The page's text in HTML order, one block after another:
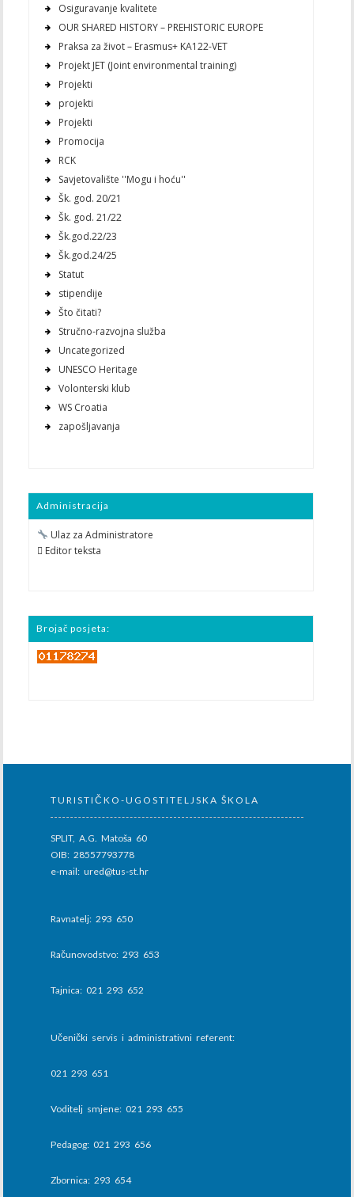
Osiguravanje kvalitete
OUR SHARED HISTORY – PREHISTORIC EUROPE
Praksa za život – Erasmus+ KA122-VET
Projekt JET (Joint environmental training)
Projekti
projekti
Projekti
Promocija
RCK
Savjetovalište ''Mogu i hoću''
Šk. god. 20/21
Šk. god. 21/22
Šk.god.22/23
Šk.god.24/25
Statut
stipendije
Što čitati?
Stručno-razvojna služba
Uncategorized
UNESCO Heritage
Volonterski klub
WS Croatia
zapošljavanja
Administracija
Ulaz za Administratore
 Editor teksta
Brojač posjeta:
TURISTIČKO-UGOSTITELJSKA ŠKOLA
SPLIT, A.G. Matoša 60
OIB: 28557793778
e-mail: ured@tus-st.hr
Ravnatelj: 293 650
Računovodstvo: 293 653
Tajnica: 021 293 652
Učenički servis i administrativni referent:
021 293 651
Voditelj smjene: 021 293 655
Pedagog: 021 293 656
Zbornica: 293 654